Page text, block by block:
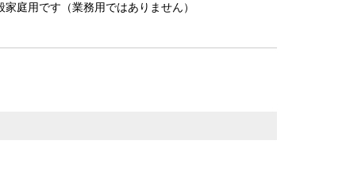
庭用です（業務用ではありません）